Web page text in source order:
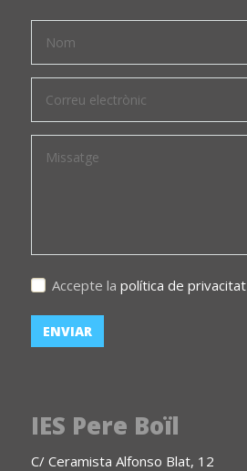
Accepte la política de privacitat
IES Pere Boïl
C/ Ceramista Alfonso Blat, 12